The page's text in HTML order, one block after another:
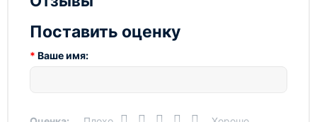
профессионалов и любителей.
Не упустите возможность приобрести вибратор
улучшить качество своих строительных работ!
Страна
производства
Вес, кг
Поставить оценку
Ваше имя: